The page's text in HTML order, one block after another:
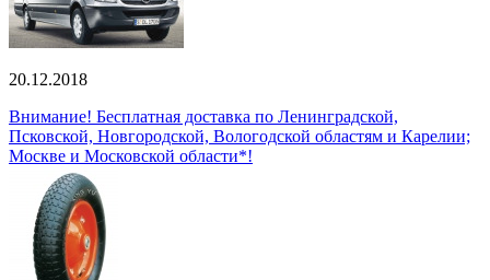
20.12.2018
Внимание! Бесплатная доставка по Ленинградской,
Псковской, Новгородской, Вологодской областям и Карелии;
Москве и Московской области*!